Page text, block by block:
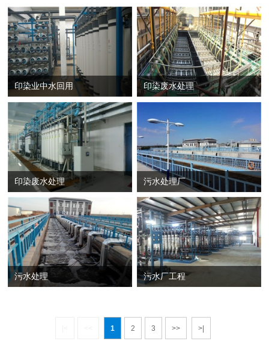
印染业中水回用 印染废水处理
印染废水处理 污水处理厂
污水处理 污水厂工程
1 2 3 >> >|